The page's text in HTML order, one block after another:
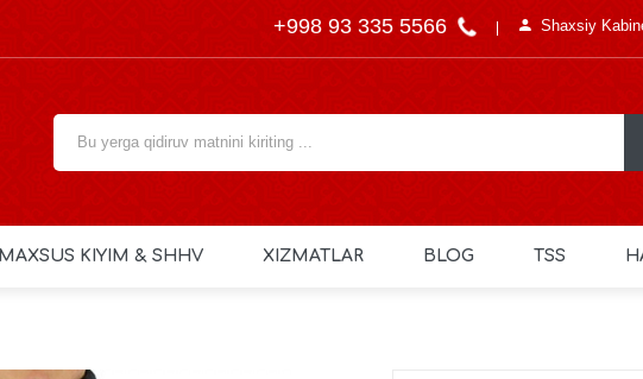
+998 93 335 5566 Shaxsiy
MAXSUS KIYIM & SHHV XIZMATLAR BLOG TSS